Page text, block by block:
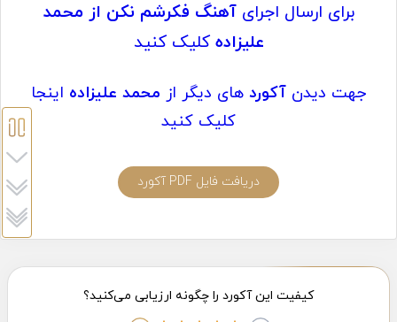
برای ارسال اجرایآهنگ فکرشم نکن از محمد
علیزادهکلیک کنید
جهت دیدن آکورد های دیگر از محمد علیزاده اینجا
کلیک کنید
دریافت فایل PDF آکورد